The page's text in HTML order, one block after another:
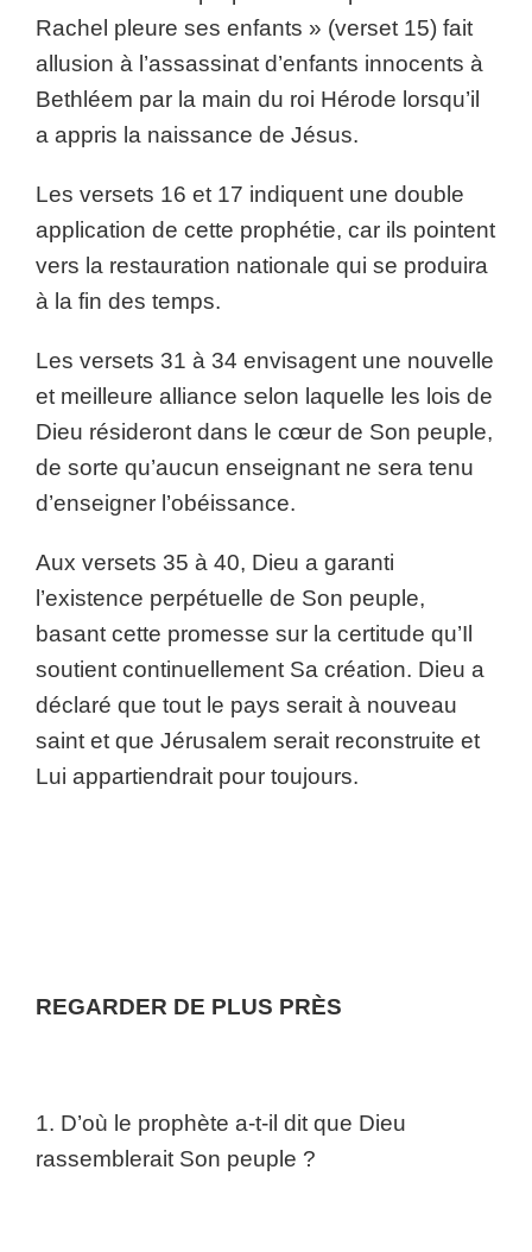
Rachel pleure ses enfants » (verset 15) fait
allusion à l’assassinat d’enfants innocents à
Bethléem par la main du roi Hérode lorsqu’il
a appris la naissance de Jésus.
Les versets 16 et 17 indiquent une double
application de cette prophétie, car ils pointent
vers la restauration nationale qui se produira
à la fin des temps.
Les versets 31 à 34 envisagent une nouvelle
et meilleure alliance selon laquelle les lois de
Dieu résideront dans le cœur de Son peuple,
de sorte qu’aucun enseignant ne sera tenu
d’enseigner l’obéissance.
Aux versets 35 à 40, Dieu a garanti
l’existence perpétuelle de Son peuple,
basant cette promesse sur la certitude qu’Il
soutient continuellement Sa création. Dieu a
déclaré que tout le pays serait à nouveau
saint et que Jérusalem serait reconstruite et
Lui appartiendrait pour toujours.
REGARDER DE PLUS PRÈS
1. D’où le prophète a-t-il dit que Dieu
rassemblerait Son peuple ?